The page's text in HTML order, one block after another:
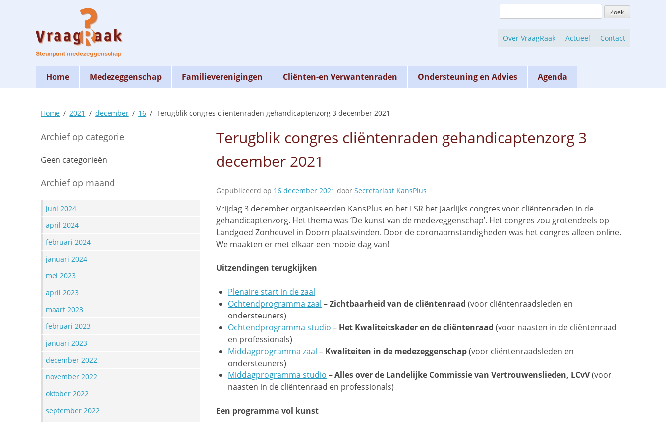
naar:
Over VraagRaak Actueel Contact
Home Medezeggenschap Familieverenigingen Cliënten-en Verwantenraden Ondersteuning en Advies Agenda
Home 2021 december 16 Terugblik congres cliëntenraden gehandicaptenzorg 3 december 2021
Terugblik congres cliëntenraden gehandicaptenzorg 3
december 2021
Gepubliceerd op 16 december 2021 door Secretariaat KansPlus
Vrijdag 3 december organiseerden KansPlus en het LSR het jaarlijks congres voor cliëntenraden in de
gehandicaptenzorg. Het thema was ‘De kunst van de medezeggenschap’. Het congres zou grotendeels op
Landgoed Zonheuvel in Doorn plaatsvinden. Door de coronaomstandigheden was het congres alleen online.
We maakten er met elkaar een mooie dag van!
Uitzendingen terugkijken
Plenaire start in de zaal
Ochtendprogramma zaal –Zichtbaarheid van de cliëntenraad (voor cliëntenraadsleden en
ondersteuners)
Ochtendprogramma studio – Het Kwaliteitskader en de cliëntenraad (voor naasten in de cliëntenraad
en professionals)
Middagprogramma zaal – Kwaliteiten in de medezeggenschap(voor cliëntenraadsleden en
ondersteuners)
Middagprogramma studio –Alles over de Landelijke Commissie van Vertrouwenslieden, LCvV(voor
naasten in de cliëntenraad en professionals)
Een programma vol kunst
Archief op categorie
Geen categorieën
Archief op maand
juni 2024
april 2024
februari 2024
januari 2024
mei 2023
april 2023
maart 2023
februari 2023
januari 2023
december 2022
november 2022
oktober 2022
september 2022